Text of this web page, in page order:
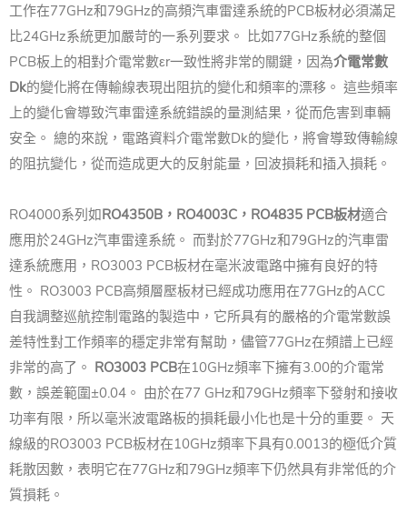
工作在77GHz和79GHz的高頻汽車雷達系統的PCB板材必須滿足
比24GHz系統更加嚴苛的一系列要求。 比如77GHz系統的整個
PCB板上的相對介電常數εr一致性將非常的關鍵，因為介電常數
Dk的變化將在傳輸線表現出阻抗的變化和頻率的漂移。 這些頻率
上的變化會導致汽車雷達系統錯誤的量測結果，從而危害到車輛
安全。 總的來說，電路資料介電常數Dk的變化，將會導致傳輸線
的阻抗變化，從而造成更大的反射能量，回波損耗和插入損耗。
RO4000系列如RO4350B，RO4003C，RO4835 PCB板材適合
應用於24GHz汽車雷達系統。 而對於77GHz和79GHz的汽車雷
達系統應用，RO3003 PCB板材在毫米波電路中擁有良好的特
性。 RO3003 PCB高頻層壓板材已經成功應用在77GHz的ACC
自我調整巡航控制電路的製造中，它所具有的嚴格的介電常數誤
差特性對工作頻率的穩定非常有幫助，儘管77GHz在頻譜上已經
非常的高了。 RO3003 PCB在10GHz頻率下擁有3.00的介電常
數，誤差範圍±0.04。 由於在77 GHz和79GHz頻率下發射和接收
功率有限，所以毫米波電路板的損耗最小化也是十分的重要。 天
線級的RO3003 PCB板材在10GHz頻率下具有0.0013的極低介質
耗散因數，表明它在77GHz和79GHz頻率下仍然具有非常低的介
質損耗。